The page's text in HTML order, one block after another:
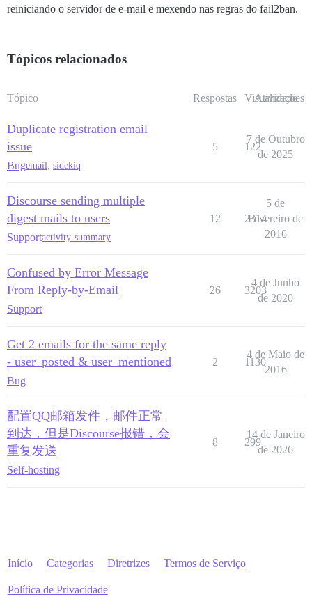
reiniciando o servidor de e-mail e mexendo nas regras do fail2ban.
Tópicos relacionados
Tópico Respostas Visualizações
Atividade
Duplicate registration email
issue
Bugemail, sidekiq
5 122
7 de Outubro
de 2025
Discourse sending multiple
digest mails to users
Supportactivity-summary
12 2314
5 de
Fevereiro de
2016
Confused by Error Message
From Reply-by-Email
Support
26 3203
4 de Junho
de 2020
Get 2 emails for the same reply
- user_posted & user_mentioned
Bug
2 1130
4 de Maio de
2016
配置QQ邮箱发件，邮件正常
到达，但是Discourse报错，会
重复发送
Self-hosting
8 299
14 de Janeiro
de 2026
Início Categorias Diretrizes Termos de Serviço
Política de Privacidade